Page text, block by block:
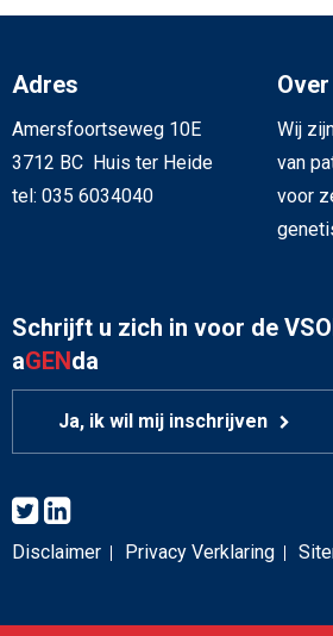
Adres
Amersfoortseweg 10E
3712 BC Huis ter Heide
tel: 035 6034040
Wij
van
voor
Schrijft u zich in voor de
aGENda
Ja, ik wil mij inschrijven
Disclaimer Privacy Verklaring